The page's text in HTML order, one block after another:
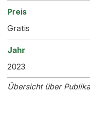
Gratis
2023
Übersicht über